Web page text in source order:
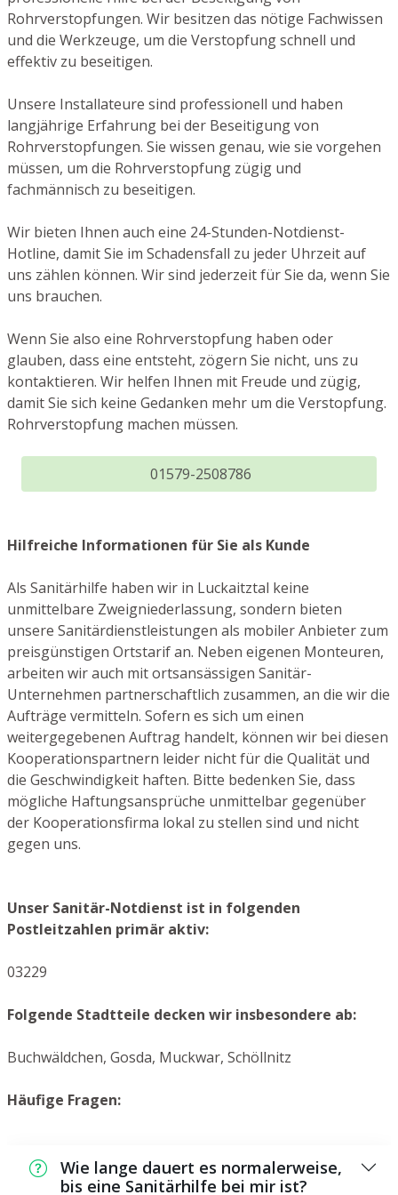
Rohrverstopfungen. Wir besitzen das nötige Fachwissen
und die Werkzeuge, um die Verstopfung schnell und
effektiv zu beseitigen.
Unsere Installateure sind professionell und haben
langjährige Erfahrung bei der Beseitigung von
Rohrverstopfungen. Sie wissen genau, wie sie vorgehen
müssen, um die Rohrverstopfung zügig und
fachmännisch zu beseitigen.
Wir bieten Ihnen auch eine 24-Stunden-Notdienst-
Hotline, damit Sie im Schadensfall zu jeder Uhrzeit auf
uns zählen können. Wir sind jederzeit für Sie da, wenn Sie
uns brauchen.
Wenn Sie also eine Rohrverstopfung haben oder
glauben, dass eine entsteht, zögern Sie nicht, uns zu
kontaktieren. Wir helfen Ihnen mit Freude und zügig,
damit Sie sich keine Gedanken mehr um die Verstopfung.
Rohrverstopfung machen müssen.
01579-2508786
Hilfreiche Informationen für Sie als Kunde
Als Sanitärhilfe haben wir in Luckaitztal keine
unmittelbare Zweigniederlassung, sondern bieten
unsere Sanitärdienstleistungen als mobiler Anbieter zum
preisgünstigen Ortstarif an. Neben eigenen Monteuren,
arbeiten wir auch mit ortsansässigen Sanitär-
Unternehmen partnerschaftlich zusammen, an die wir die
Aufträge vermitteln. Sofern es sich um einen
weitergegebenen Auftrag handelt, können wir bei diesen
Kooperationspartnern leider nicht für die Qualität und
die Geschwindigkeit haften. Bitte bedenken Sie, dass
mögliche Haftungsansprüche unmittelbar gegenüber
der Kooperationsfirma lokal zu stellen sind und nicht
gegen uns.
Unser Sanitär-Notdienst ist in folgenden
Postleitzahlen primär aktiv:
03229
Folgende Stadtteile decken wir insbesondere ab:
Buchwäldchen, Gosda, Muckwar, Schöllnitz
Häufige Fragen:
Wie lange dauert es normalerweise,
bis eine Sanitärhilfe bei mir ist?